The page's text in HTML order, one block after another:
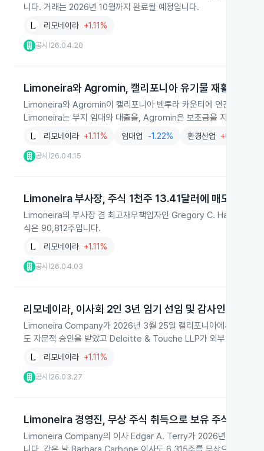
니다. 거래는 2026년 10월까지 완료될 예정입니다.
리모네이라 +1.11%
공시 26.04.20
Limoneira와 Agromin, 캘리포니아 유기물 재활용 시설
Limoneira와 Agromin이 캘리포니아 벤투라 카운티에 연간 29만5
Limoneira는 부지 임대와 대출을, Agromin은 보조금을 지원합니다.
리모네이라 +1.11% 임대업 -1.22% 환경산업 +0.32%
공시 26.04.15
Limoneira 부사장, 주식 1천주 13.41달러에 매도
Limoneira의 부사장 겸 최고재무책임자인 Gregory C. Hamm이
식은 90,812주입니다.
리모네이라 +1.11%
공시 26.04.03
리모네이라, 이사회 2인 3년 임기 선임 및 감사인 선정
Limoneira Company가 2026년 3월 25일 캘리포니아에서 주주총
도 자문적 승인을 받았고 Deloitte & Touche LLP가 외부 감사인으
리모네이라 +1.11%
공시 26.03.27
Limoneira 경영진, 무상 주식 취득으로 보유 주식 확대
Limoneira Company의 이사 Edgar A. Terry가 2026년 3월 25일